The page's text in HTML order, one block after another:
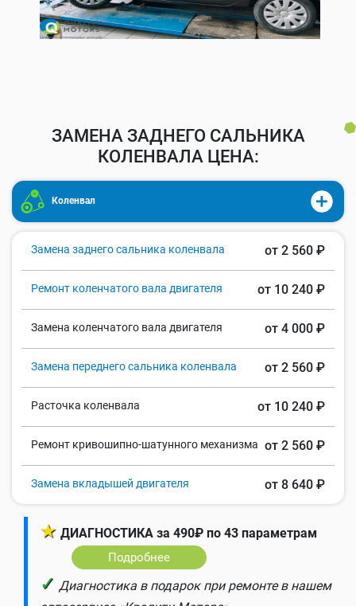
ЗАМЕНА ЗАДНЕГО САЛЬНИКА
КОЛЕНВАЛА ЦЕНА:
Коленвал
Замена заднего сальника коленвала от 2 560 ₽
Ремонт коленчатого вала двигателя от 10 240 ₽
Замена коленчатого вала двигателя от 4 000 ₽
Замена переднего сальника коленвала от 2 560 ₽
Расточка коленвала от 10 240 ₽
Ремонт кривошипно-шатунного механизма от 2 560 ₽
Замена вкладышей двигателя от 8 640 ₽
★ ДИАГНОСТИКА за 490₽ по 43 параметрам
Подробнее
✓ Диагностика в подарок при ремонте в нашем